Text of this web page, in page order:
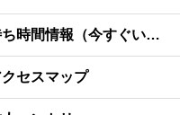
待ち時間情報（今すぐいける娘）
セスマップ